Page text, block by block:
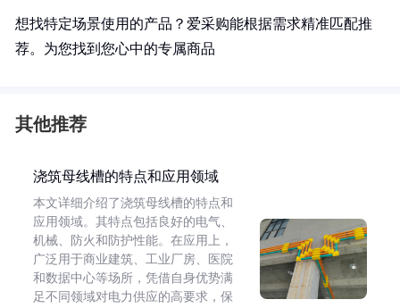
想找特定场景使用的产品？爱采购能根据需求精准匹配推
荐。为您找到您心中的专属商品
其他推荐
浇筑母线槽的特点和应用领域
本文详细介绍了浇筑母线槽的特点和
应用领域。其特点包括良好的电气、
机械、防火和防护性能。在应用上，
广泛用于商业建筑、工业厂房、医院
和数据中心等场所，凭借自身优势满
足不同领域对电力供应的高要求，保